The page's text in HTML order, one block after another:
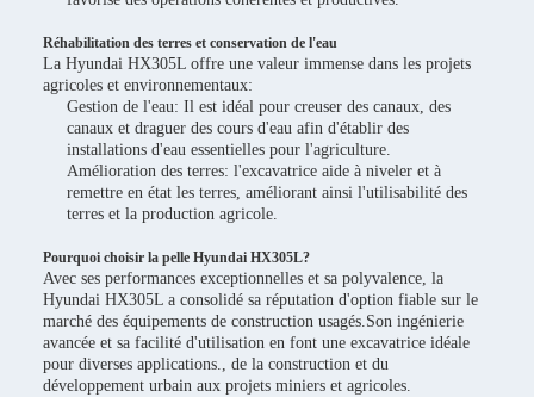
Réhabilitation des terres et conservation de l'eau
La Hyundai HX305L offre une valeur immense dans les projets
agricoles et environnementaux:
Gestion de l'eau: Il est idéal pour creuser des canaux, des
canaux et draguer des cours d'eau afin d'établir des
installations d'eau essentielles pour l'agriculture.
Amélioration des terres: l'excavatrice aide à niveler et à
remettre en état les terres, améliorant ainsi l'utilisabilité des
terres et la production agricole.
Pourquoi choisir la pelle Hyundai HX305L?
Avec ses performances exceptionnelles et sa polyvalence, la
Hyundai HX305L a consolidé sa réputation d'option fiable sur le
marché des équipements de construction usagés.Son ingénierie
avancée et sa facilité d'utilisation en font une excavatrice idéale
pour diverses applications., de la construction et du
développement urbain aux projets miniers et agricoles.